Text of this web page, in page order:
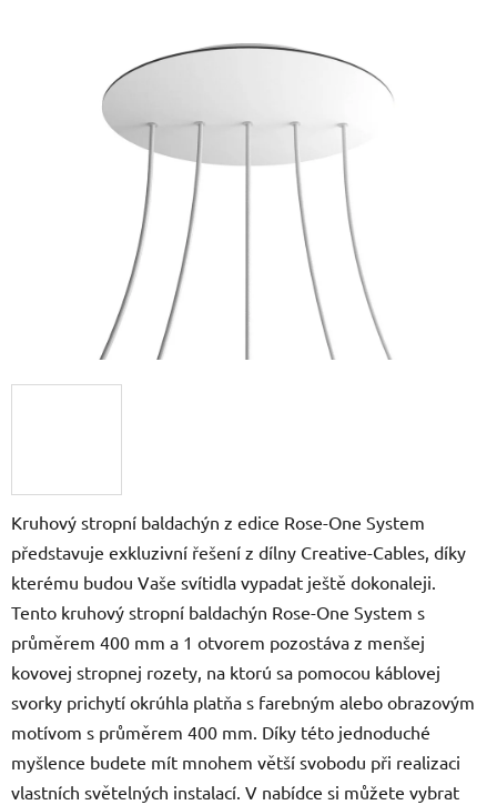
Kruhový stropní baldachýn z edice Rose-One System
představuje exkluzivní řešení z dílny Creative-Cables, díky
kterému budou Vaše svítidla vypadat ještě dokonaleji.
Tento kruhový stropní baldachýn Rose-One System s
průměrem 400 mm a 1 otvorem pozostáva z menšej
kovovej stropnej rozety, na ktorú sa pomocou káblovej
svorky prichytí okrúhla platňa s farebným alebo obrazovým
motívom s průměrem 400 mm. Díky této jednoduché
myšlence budete mít mnohem větší svobodu při realizaci
vlastních světelných instalací. V nabídce si můžete vybrat